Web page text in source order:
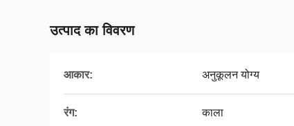
उत्पाद का विवरण
आकार: अनुकूलन योग्य
रंग: काला